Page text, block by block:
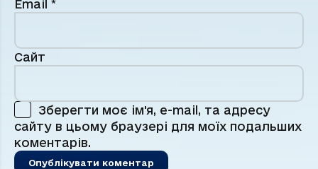
Email *
Сайт
Зберегти моє ім'я, e-mail, та адресу
сайту в цьому браузері для моїх подальших
коментарів.